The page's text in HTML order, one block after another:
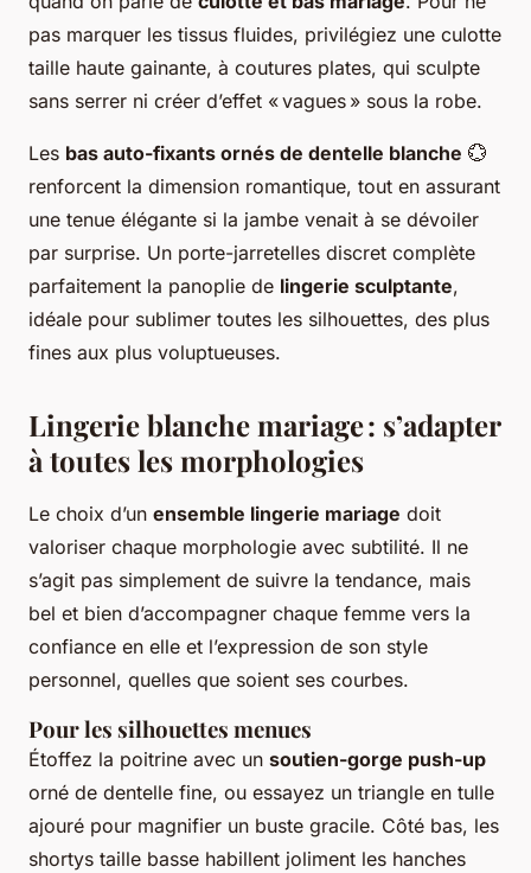
pas marquer les tissus fluides, privilégiez une culotte
taille haute gainante, à coutures plates, qui sculpte
sans serrer ni créer d’effet « vagues » sous la robe.
Les bas auto-fixants ornés de dentelle blanche 💮
renforcent la dimension romantique, tout en assurant
une tenue élégante si la jambe venait à se dévoiler
par surprise. Un porte-jarretelles discret complète
parfaitement la panoplie de lingerie sculptante,
idéale pour sublimer toutes les silhouettes, des plus
fines aux plus voluptueuses.
Lingerie blanche mariage : s’adapter
à toutes les morphologies
Le choix d’un ensemble lingerie mariage doit
valoriser chaque morphologie avec subtilité. Il ne
s’agit pas simplement de suivre la tendance, mais
bel et bien d’accompagner chaque femme vers la
confiance en elle et l’expression de son style
personnel, quelles que soient ses courbes.
Pour les silhouettes menues
Étoffez la poitrine avec un soutien-gorge push-up
orné de dentelle fine, ou essayez un triangle en tulle
ajouré pour magnifier un buste gracile. Côté bas, les
shortys taille basse habillent joliment les hanches